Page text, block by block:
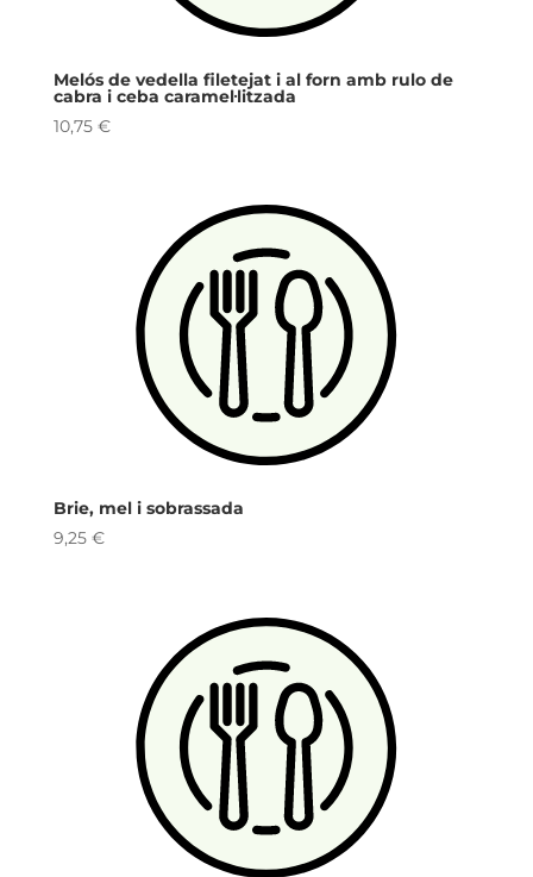
Melós de vedella filetejat i al forn amb rulo de
cabra i ceba caramel·litzada
10,75 €
Brie, mel i sobrassada
9,25 €